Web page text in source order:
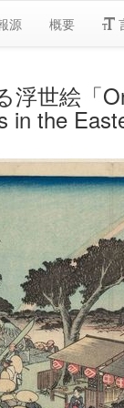
源 概要
浮世絵「
in the